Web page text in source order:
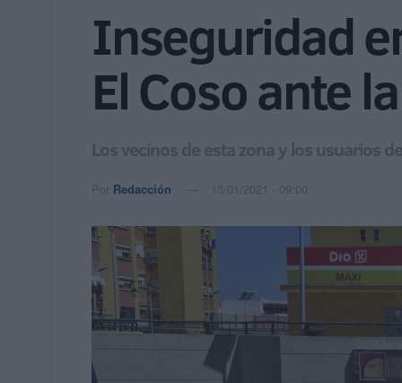
Inseguridad
El Coso ante
Los vecinos de esta zona y los usuarios
Por Redacción 13/01/2021 - 09:00